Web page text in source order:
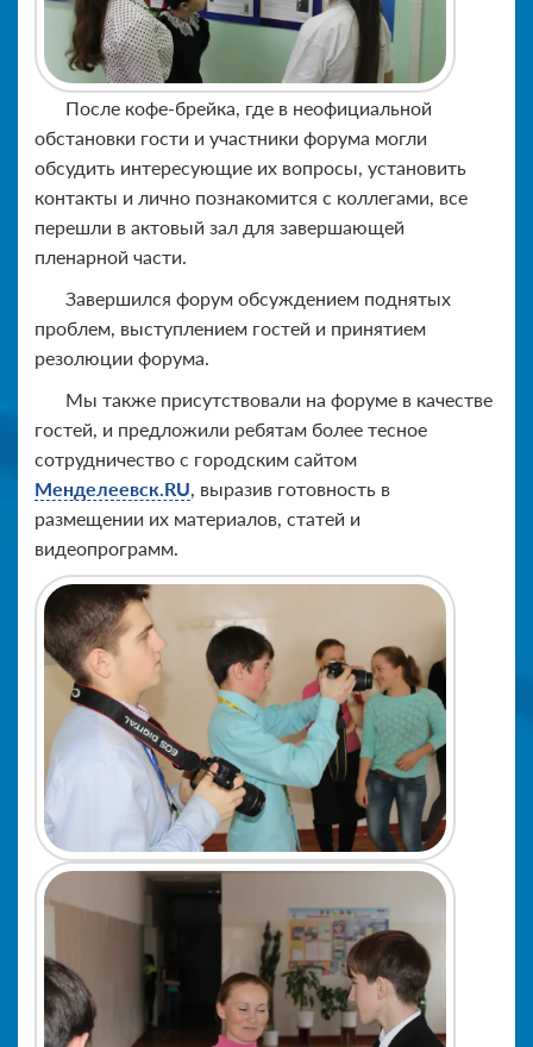
После кофе-брейка, где в неофициальной
обстановки гости и участники форума могли
обсудить интересующие их вопросы, установить
контакты и лично познакомится с коллегами, все
перешли в актовый зал для завершающей
пленарной части.
Завершился форум обсуждением поднятых
проблем, выступлением гостей и принятием
резолюции форума.
Мы также присутствовали на форуме в качестве
гостей, и предложили ребятам более тесное
сотрудничество с городским сайтом
Менделеевск.RU, выразив готовность в
размещении их материалов, статей и
видеопрограмм.